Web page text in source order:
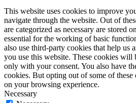
This website uses cookies to improve
navigate through the website. Out of
are categorized as necessary are stored
essential for the working of basic
also use third-party cookies that help us
you use this website. These cookies will
only with your consent. You also have
cookies. But opting out of some of these
on your browsing experience.
Necessary